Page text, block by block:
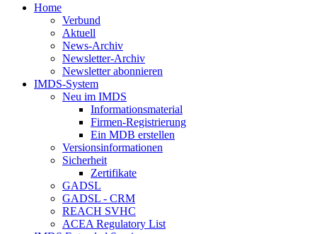
Home
Verbund
Aktuell
News-Archiv
Newsletter-Archiv
Newsletter abonnieren
IMDS-System
Neu im IMDS
Informationsmaterial
Firmen-Registrierung
Ein MDB erstellen
Versionsinformationen
Sicherheit
Zertifikate
GADSL
GADSL - CRM
REACH SVHC
ACEA Regulatory List